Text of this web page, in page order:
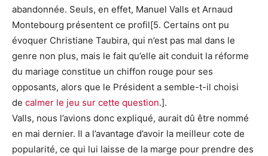
abandonnée. Seuls, en effet, Manuel Valls et Arnaud
Montebourg présentent ce profil[5. Certains ont pu
évoquer Christiane Taubira, qui n’est pas mal dans le
genre non plus, mais le fait qu’elle ait conduit la réforme
du mariage constitue un chiffon rouge pour ses
opposants, alors que le Président a semble-t-il choisi
de calmer le jeu sur cette question.].
Valls, nous l’avions donc expliqué, aurait dû être nommé
en mai dernier. Il a l’avantage d’avoir la meilleur cote de
popularité, ce qui lui laisse de la marge pour prendre des